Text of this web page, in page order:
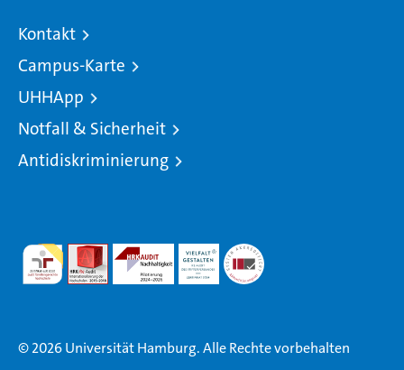
Kontakt
Campus-Karte
UHHApp
Notfall & Sicherheit
Antidiskriminierung
© 2026 Universität Hamburg. Alle Rechte vorbehalten